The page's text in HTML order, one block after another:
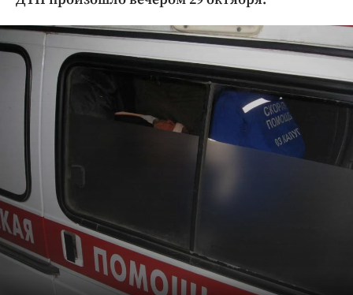
Криминал
Культура
Недвижимость и ЖКХ
Образование
Общество
Погода
Спорт
Экономика и бизнес
ПРОЕКТЫ
Блоги